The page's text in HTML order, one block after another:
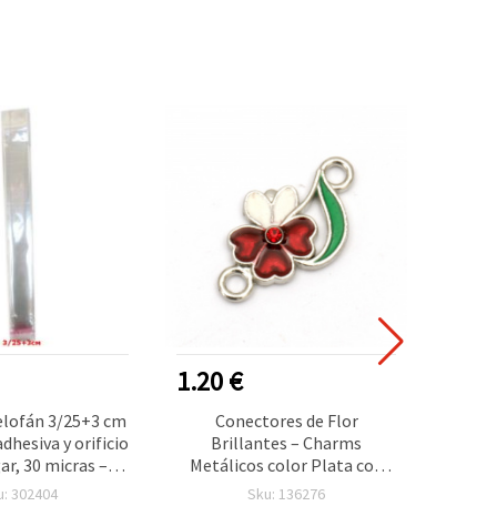
3/25+3 cm
y orificio
30 micras –
200 unidades
302404
1.20 €
Conectores de Flor
Brillantes – Charms
Metálicos color Plata con
Cristales, 21 x 12 x 3 mm,
Sku: 136276